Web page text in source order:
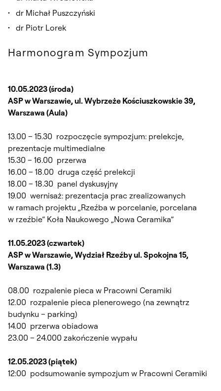
dr Michał Puszczyński
dr Piotr Lorek
Harmonogram Sympozjum
10.05.2023 (środa)
ASP w Warszawie, ul. Wybrzeże Kościuszkowskie 39,
Warszawa (Aula)
13.00 – 15.30 rozpoczęcie sympozjum: prelekcje,
prezentacje multimedialne
15.30 – 16.00 przerwa
16.00 – 18.00 druga część prelekcji
18.00 – 18.30 panel dyskusyjny
19.00 wernisaż: prezentacja prac zrealizowanych
w ramach projektu „Rzeźba w porcelanie, porcelana
w rzeźbie” Koła Naukowego „Nowa Ceramika”
11.05.2023 (czwartek)
ASP w Warszawie, Wydział Rzeźby ul. Spokojna 15,
Warszawa (1.3)
08.00 rozpalenie pieca w Pracowni Ceramiki
12.00 rozpalenie pieca plenerowego (na zewnątrz
budynku – parking)
14.00 przerwa obiadowa
23.00 – 24.000 zakończenie wypału
12.05.2023 (piątek)
12:00 podsumowanie sympozjum w Pracowni Ceramiki